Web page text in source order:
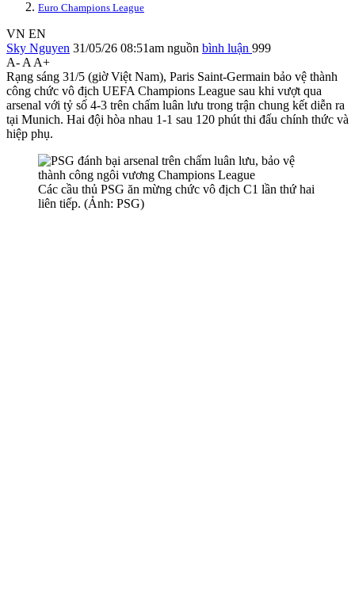
Euro Champions League
VN EN
Sky Nguyen 31/05/26 08:51am nguồn bình luận 999
A- A A+
Rạng sáng 31/5 (giờ Việt Nam), Paris Saint-Germain bảo vệ thành
công chức vô địch UEFA Champions League sau khi vượt qua
ars‌enal với tỷ số 4-3 trên chấm luân lưu trong trận chung kết diễn ra
tại Munich. Hai đội hòa nhau 1-1 sau 120 phút thi đấu chính thức và
hiệp phụ.
Các cầu thủ PSG ăn mừng chức vô địch C1 lần thứ hai
liên tiếp. (Ảnh: PSG)